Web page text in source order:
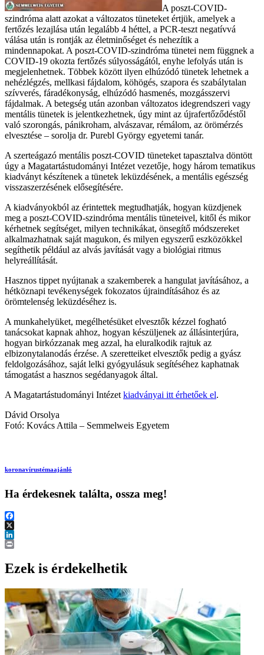
A poszt-COVID-
szindróma alatt azokat a változatos tüneteket értjük, amelyek a
fertőzés lezajlása után legalább 4 héttel, a PCR-teszt negatívvá
válása után is rontják az életminőséget és nehezítik a
mindennapokat. A poszt-COVID-szindróma tünetei nem függnek a
COVID-19 okozta fertőzés súlyosságától, enyhe lefolyás után is
megjelenhetnek. Többek között ilyen elhúzódó tünetek lehetnek a
nehézlégzés, mellkasi fájdalom, köhögés, szapora és szabálytalan
szívverés, fáradékonyság, elhúzódó hasmenés, mozgásszervi
fájdalmak. A betegség után azonban változatos idegrendszeri vagy
mentális tünetek is jelentkezhetnek, úgy mint az újrafertőződéstől
való szorongás, pánikroham, alvászavar, rémálom, az örömérzés
elvesztése – sorolja dr. Purebl György egyetemi tanár.
A szerteágazó mentális poszt-COVID tüneteket tapasztalva döntött
úgy a Magatartástudományi Intézet vezetője, hogy három tematikus
kiadványt készítenek a tünetek leküzdésének, a mentális egészség
visszaszerzésének elősegítésére.
A kiadványokból az érintettek megtudhatják, hogyan küzdjenek
meg a poszt-COVID-szindróma mentális tüneteivel, kitől és mikor
kérhetnek segítséget, milyen technikákat, önsegítő módszereket
alkalmazhatnak saját magukon, és milyen egyszerű eszközökkel
segíthetik például az alvás javítását vagy a biológiai ritmus
helyreállítását.
Hasznos tippet nyújtanak a szakemberek a hangulat javításához, a
hétköznapi tevékenységek fokozatos újraindításához és az
örömtelenség leküzdéséhez is.
A munkahelyüket, megélhetésüket elvesztők kézzel fogható
tanácsokat kapnak ahhoz, hogyan készüljenek az állásinterjúra,
hogyan birkózzanak meg azzal, ha eluralkodik rajtuk az
elbizonytalanodás érzése. A szeretteiket elvesztők pedig a gyász
feldolgozásához, saját lelki gyógyulásuk segítéséhez kaphatnak
támogatást a hasznos segédanyagok által.
A Magatartástudományi Intézet kiadványai itt érhetőek el.
Dávid Orsolya
Fotó: Kovács Attila – Semmelweis Egyetem
koronavírustémaajánló
Ha érdekesnek találta, ossza meg!
Facebook
X
LinkedIn
Ezek is érdekelhetik